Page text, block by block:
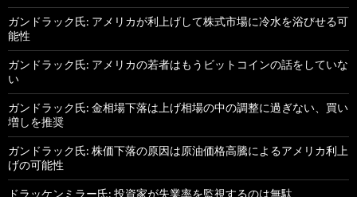
ガンドラック氏: アメリカが利上げして株式市場に冷水を浴びせる可
能性
ガンドラック氏: アメリカの若者はもうビットコインの話をしていな
い
ガンドラック氏: 金相場下落は上げ相場の中の調整に過ぎない、買い
増しを推奨
ガンドラック氏: 株価下落の原因は原油価格高騰によるアメリカ利上
げの可能性
ドラッケンミラー氏: 投資家が失業率を監視するのは無駄